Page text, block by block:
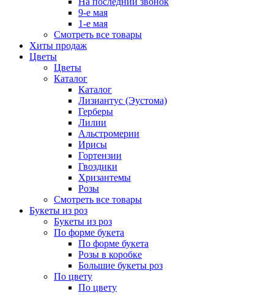
9-е мая
1-е мая
Смотреть все товары
Хиты продаж
Цветы
Цветы
Каталог
Каталог
Лизиантус (Эустома)
Герберы
Лилии
Альстромерии
Ирисы
Гортензии
Гвоздики
Хризантемы
Розы
Смотреть все товары
Букеты из роз
Букеты из роз
По форме букета
По форме букета
Розы в коробке
Большие букеты роз
По цвету
По цвету